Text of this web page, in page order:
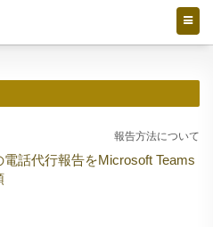
報告方法について
話代行報告をMicrosoft Teams